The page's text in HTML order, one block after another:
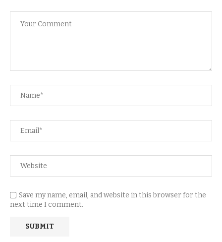
Save my name, email, and website in this browser for the
next time I comment.